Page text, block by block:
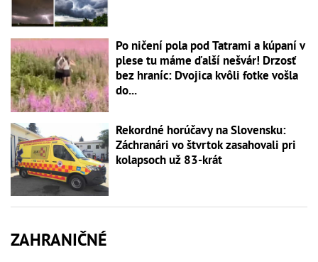
Po ničení pola pod Tatrami a kúpaní v
plese tu máme ďalší nešvár! Drzosť
bez hraníc: Dvojica kvôli fotke vošla
do...
Rekordné horúčavy na Slovensku:
Záchranári vo štvrtok zasahovali pri
kolapsoch už 83-krát
ZAHRANIČNÉ